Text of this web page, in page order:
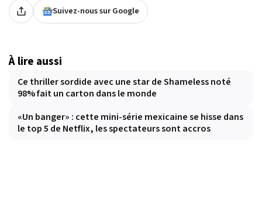
Suivez-nous sur Google
À lire aussi
Ce thriller sordide avec une star de Shameless noté
98% fait un carton dans le monde
«Un banger» : cette mini-série mexicaine se hisse dans
le top 5 de Netflix, les spectateurs sont accros